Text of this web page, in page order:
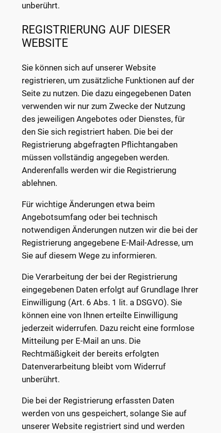
unberührt.
REGISTRIERUNG AUF DIESER
WEBSITE
Sie können sich auf unserer Website
registrieren, um zusätzliche Funktionen auf der
Seite zu nutzen. Die dazu eingegebenen Daten
verwenden wir nur zum Zwecke der Nutzung
des jeweiligen Angebotes oder Dienstes, für
den Sie sich registriert haben. Die bei der
Registrierung abgefragten Pflichtangaben
müssen vollständig angegeben werden.
Anderenfalls werden wir die Registrierung
ablehnen.
Für wichtige Änderungen etwa beim
Angebotsumfang oder bei technisch
notwendigen Änderungen nutzen wir die bei der
Registrierung angegebene E-Mail-Adresse, um
Sie auf diesem Wege zu informieren.
Die Verarbeitung der bei der Registrierung
eingegebenen Daten erfolgt auf Grundlage Ihrer
Einwilligung (Art. 6 Abs. 1 lit. a DSGVO). Sie
können eine von Ihnen erteilte Einwilligung
jederzeit widerrufen. Dazu reicht eine formlose
Mitteilung per E-Mail an uns. Die
Rechtmäßigkeit der bereits erfolgten
Datenverarbeitung bleibt vom Widerruf
unberührt.
Die bei der Registrierung erfassten Daten
werden von uns gespeichert, solange Sie auf
unserer Website registriert sind und werden